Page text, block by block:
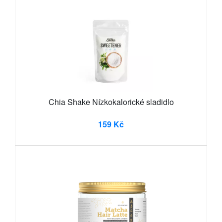
Chia Shake Nízkokalorické sladidlo
159 Kč